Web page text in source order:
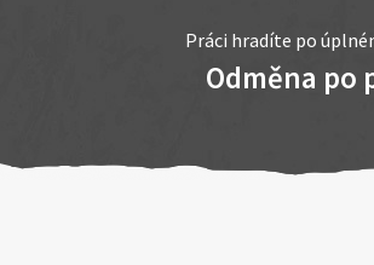
Práci hradíte po
Odměna po